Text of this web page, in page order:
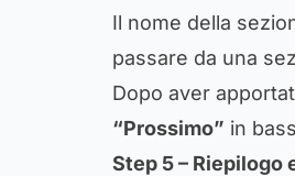
Il nome della
passare da una
Dopo aver
“Prossimo” in
Step 5 – Riepilogo